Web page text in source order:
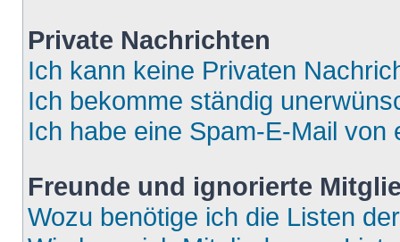
Private Nachrichten
Ich kann keine Privaten
Ich bekomme ständig
Ich habe eine Spam-E-Mail
Freunde und ignorierte
Wozu benötige ich die Listen